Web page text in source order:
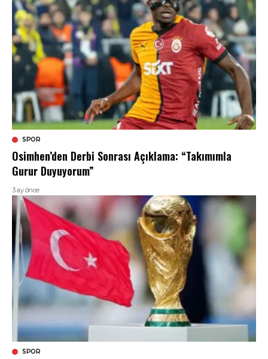
SPOR
Osimhen’den Derbi Sonrası Açıklama: “Takımımla
Gurur Duyuyorum”
3 ay önce
SPOR